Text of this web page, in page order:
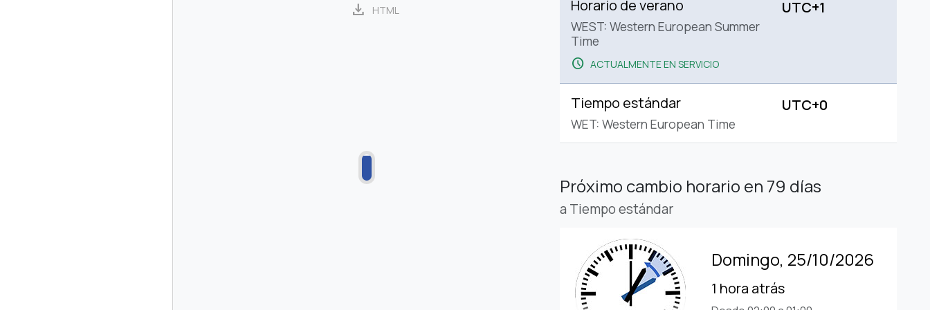
download HTML Horario de verano
WEST: Western European Summer
Time
schedule ACTUALMENTE EN SERVICIO
UTC+1
Tiempo estándar
WET: Western European Time
UTC+0
Próximo cambio horario en 79 días
a Tiempo estándar
Domingo, 25/10/2026
1 hora atrás